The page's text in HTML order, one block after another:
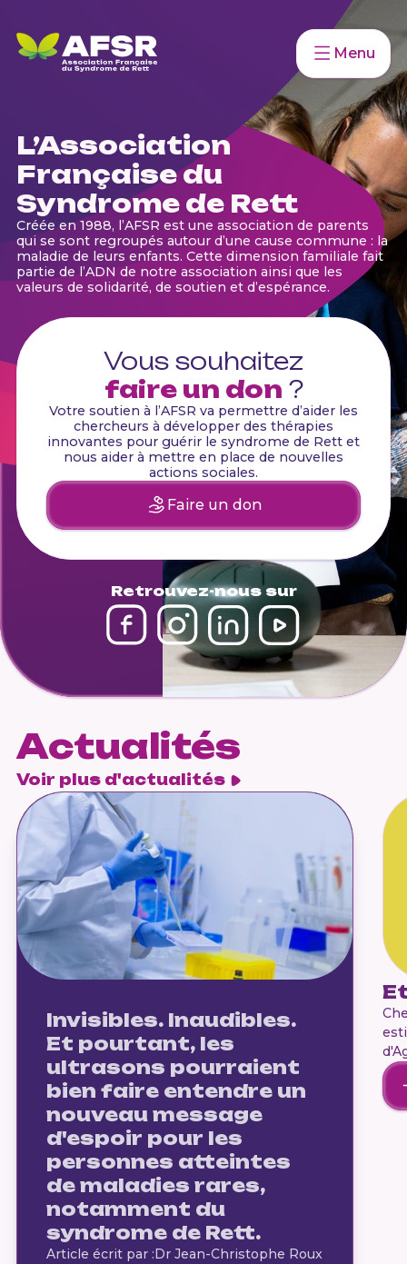
Menu
L’Association
Française du
Syndrome de Rett
Créée en 1988, l’AFSR est une association de parents
qui se sont regroupés autour d’une cause commune : la
maladie de leurs enfants. Cette dimension familiale fait
partie de l’ADN de notre association ainsi que les
valeurs de solidarité, de soutien et d’espérance.
Retrouvez-nous sur
Vous souhaitez
faire un don ?
Votre soutien à l’AFSR va permettre d’aider les
chercheurs à développer des thérapies
innovantes pour guérir le syndrome de Rett et
nous aider à mettre en place de nouvelles
actions sociales.
Faire un don
Actualités
Voir plus d'actualités
Invisibles. Inaudibles.
Et pourtant, les
ultrasons pourraient
bien faire entendre un
nouveau message
d'espoir pour les
personnes atteintes
de maladies rares,
notamment du
syndrome de Rett.
Article écrit par :Dr Jean-Christophe Roux